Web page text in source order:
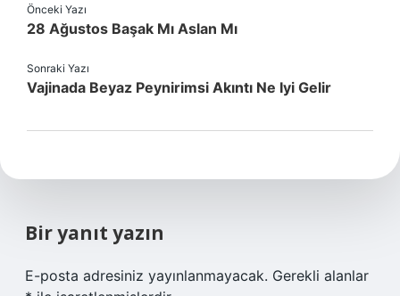
Önceki Yazı
28 Ağustos Başak Mı Aslan Mı
Sonraki Yazı
Vajinada Beyaz Peynirimsi Akıntı Ne Iyi Gelir
Bir yanıt yazın
E-posta adresiniz yayınlanmayacak. Gerekli alanlar